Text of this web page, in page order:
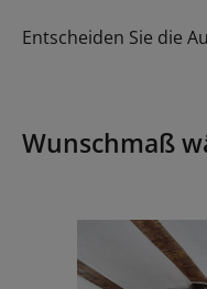
Entscheiden Sie die
Wunschmaß
Bildergalerie